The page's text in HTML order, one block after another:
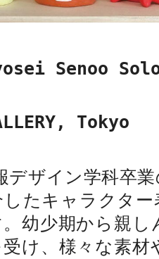
Senoo
Tokyo
デザイン学科卒
たキャラクタ
幼少期から親
け、様々な素